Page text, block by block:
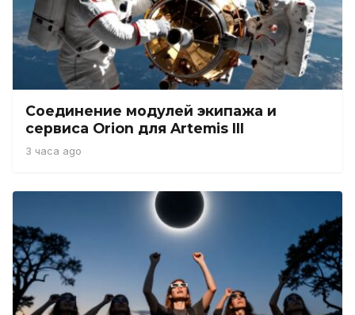
Соединение модулей экипажа и
сервиса Orion для Artemis III
3 часа ago